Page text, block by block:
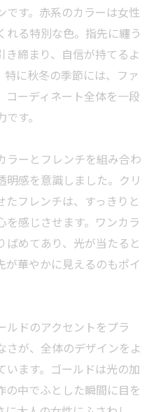
です。赤系のカラーは女性
れる特別な色。指先に纏う
締まり、自信が持てるよ
に秋冬の季節には、ファ
コーディネート全体を一段
す。
ラーとフレンチを組み合わ
感を意識しました。クリ
フレンチは、すっきりと
を感じさせます。ワンカラ
めてあり、光が当たると
が華やかに見えるのもポイ
ルドのアクセントをプラ
さが、全体のデザインをよ
います。ゴールドは光の加
の中でふとした瞬間に目を